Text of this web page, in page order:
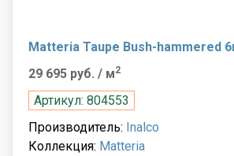
Matteria Taupe Bush-hammered
29 695 руб. / м2
Артикул: 804553
Производитель: Inalco
Коллекция: Matteria